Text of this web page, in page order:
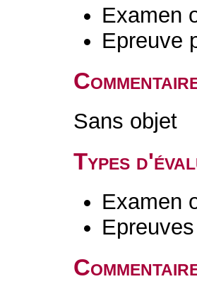
Examen
Epreuve
Sans objet
Types
Examen